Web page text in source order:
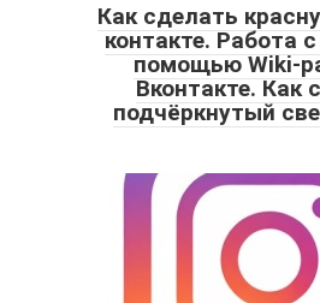
Как сделать
контакте. Работа
помощью Wiki-
Вконтакте. Как
подчёркнутый